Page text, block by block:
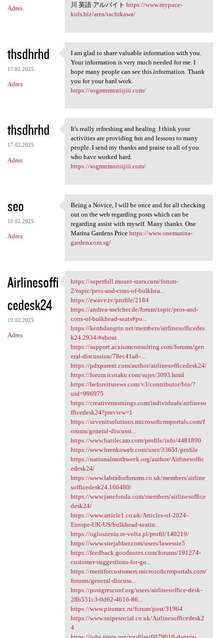
Adres
川 英語 アルバイト https://www.mypace-
kids.biz/area/tachikawa/
thsdhrhd
17.02.2025
Adres
I am glad to share valuable
I am glad to share valuable information with you.
Your information is very much needed for me. I
hope many people can see this information. Thank
you for your hard work.
https://sogmnmnniijiii.com/
thsdhrhd
17.02.2025
Adres
It's really refreshing and
It's really refreshing and healing. I think your
activities are providing fun and lessons to many
people. I send my thanks and praise to all of you
who have worked hard.
https://sogmnmnniijiii.com/
seo
18.02.2025
Adres
Being a Novice, I will be
Being a Novice, I will be once and for all checking
out on the web regarding posts which can be
regarding assist with myself. Many thanks. One
Marina Gardens Price https://www.onemarina-
garden.com.sg/
Airlinesoffi
cedesk24
19.02.2025
Adres
https://superfull.mount-stars
https://superfull.mount-stars.com/forum-
2/topic/pros-and-cons-of-bulkhea...
https://ewave.tv/profile/2184
https://andrea-melcher.de/forum/topic/pros-and-
cons-of-bulkhead-seats#po...
https://kenhdangtin.net/members/airlinesofficedes
k24.2934/#about
https://support.acxiomconsulting.com/forums/gen
eral-discussion/78ec41a8-...
https://pdxparent.com/author/airlinesofficedesk24/
https://forum.icotaku.com/sujet/3093.html
https://beforeitsnews.com/v3/contributor/bio/?
uid=996975
https://creativemornings.com/individuals/airlineso
fficedesk24?preview=1
https://sevenitsolutions.microsoftcrmportals.com/f
orums/general-discussi...
https://www.battlecam.com/profile/info/4481890
https://www.brenkoweb.com/user/33651/profile
https://nationalmothweek.org/author/Airlinesoffic
edesk24/
https://www.labradorforums.co.uk/members/airline
sofficedesk24.166480/
https://www.janefonda.com/members/airlinesoffice
desk24/
https://www.article1.co.uk/Articles-of-2024-
Europe-UK-US/bulkhead-seatin...
https://ogloszenia.re-volta.pl/profil/140219/
https://www.sitejabber.com/users/lawessie5
https://feedback.goodnotes.com/forums/191274-
customer-suggestions-for-go...
https://meritforcustomers.microsoftcrmportals.com/
forums/general-discuss...
https://postgresconf.org/users/airlinesoffice-desk-
28b551c3-0d62-4616-86...
https://www.pitomec.ru/forum/post/31964
https://www.snipesocial.co.uk/Airlinesofficedesk2
4